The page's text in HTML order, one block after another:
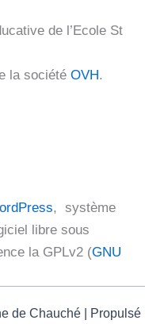
de l’Ecole St
la société OVH.
, système
libre sous
la GPLv2 (GNU
de Chauché | Propulsé